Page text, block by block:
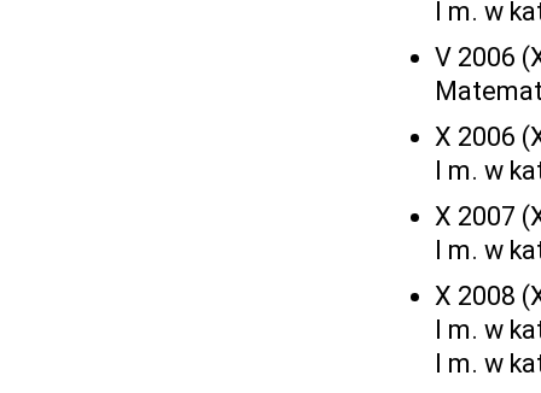
I m. w
V 2006
X 2006
I m. w
X 2007
I m. w
X 2008
I m. w
I m. w